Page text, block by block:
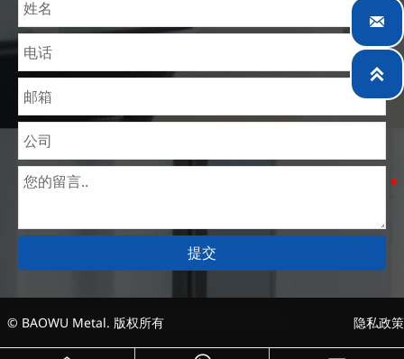
业提供专业服务。
提交
© BAOWU Metal. 版权所有 隐私政策

